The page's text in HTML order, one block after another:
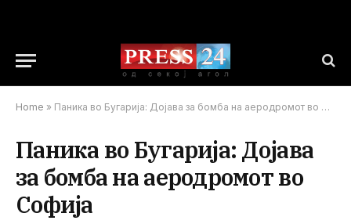
Home » Паника во Бугарија: Дојава за бомба на аеродромот во Софија
Паника во Бугарија: Дојава
за бомба на аеродромот во
Софија